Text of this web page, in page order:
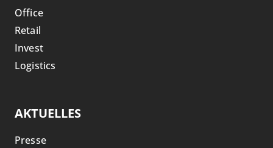
Office
Retail
Invest
Logistics
AKTUELLES
Presse